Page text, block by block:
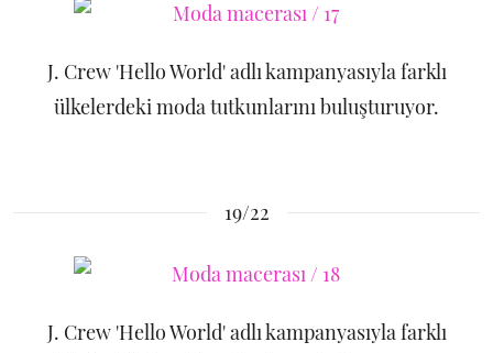
J. Crew 'Hello World' adlı kampanyasıyla farklı
ülkelerdeki moda tutkunlarını buluşturuyor.
19/22
J. Crew 'Hello World' adlı kampanyasıyla farklı